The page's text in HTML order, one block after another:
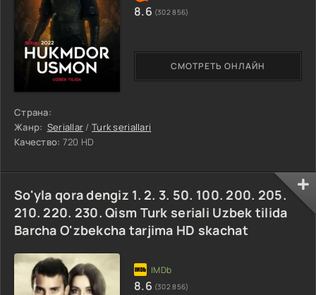
Страна:
Жанр: Seriallar /Turk seriallari
Качество: 720 HD
СМОТРЕТЬ ОНЛАЙН
8.6 (302 856)
So'yla qora dengiz 1. 2. 3. 50. 100. 200. 205.
210. 220. 230. Qism Turk seriali Uzbek tilida
Barcha O'zbekcha tarjima HD skachat
8.6 (302 856)